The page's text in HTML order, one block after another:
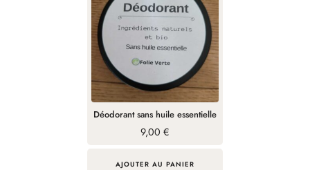
Déodorant sans huile essentielle
9,00€
AJOUTER AU PANIER